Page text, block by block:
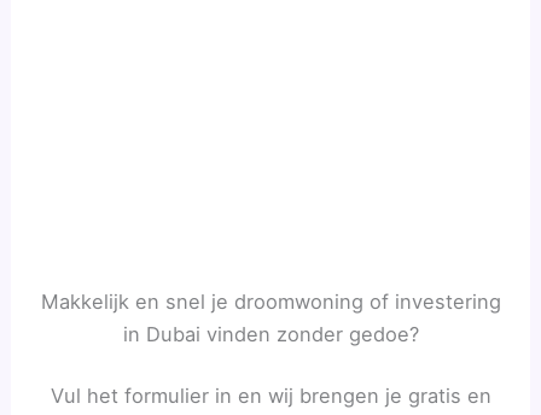
Makkelijk en snel je droomwoning of investering
in Dubai vinden zonder gedoe?
Vul het formulier in en wij brengen je gratis en